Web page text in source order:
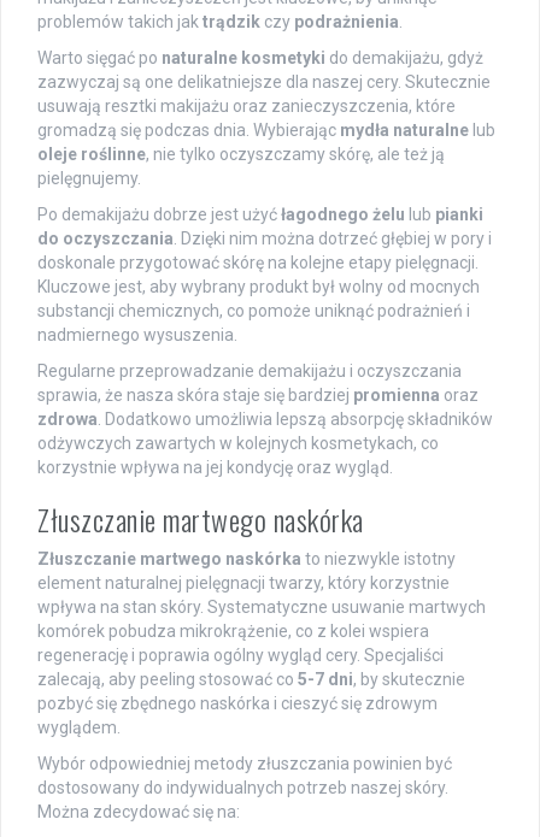
problemów takich jak trądzik czy podrażnienia
Warto sięgać po naturalne kosmetyki do demakijażu, gdyż
zazwyczaj są one delikatniejsze dla naszej cery. Skutecznie
usuwają resztki makijażu oraz zanieczyszczenia, które
gromadzą się podczas dnia. Wybierając mydła naturalne lub
oleje roślinne, nie tylko oczyszczamy skórę, ale też ją
pielęgnujemy.
Po demakijażu dobrze jest użyćłagodnego żelu lub pianki
do oczyszczania . Dzięki nim można dotrzeć głębiej w pory i
doskonale przygotować skórę na kolejne etapy pielęgnacji.
Kluczowe jest, aby wybrany produkt był wolny od mocnych
substancji chemicznych, co pomoże uniknąć podrażnień i
nadmiernego wysuszenia.
Regularne przeprowadzanie demakijażu i oczyszczania
sprawia, że nasza skóra staje się bardziej promienna oraz
zdrowa . Dodatkowo umożliwia lepszą absorpcję składników
odżywczych zawartych w kolejnych kosmetykach, co
korzystnie wpływa na jej kondycję oraz wygląd.
Złuszczanie martwego naskórka
Złuszczanie martwego naskórka to niezwykle istotny
element naturalnej pielęgnacji twarzy, który korzystnie
wpływa na stan skóry. Systematyczne usuwanie martwych
komórek pobudza mikrokrążenie, co z kolei wspiera
regenerację i poprawia ogólny wygląd cery. Specjaliści
zalecają, aby peeling stosować co 5-7 dni, by skutecznie
pozbyć się zbędnego naskórka i cieszyć się zdrowym
wyglądem.
Wybór odpowiedniej metody złuszczania powinien być
dostosowany do indywidualnych potrzeb naszej skóry.
Można zdecydować się na: